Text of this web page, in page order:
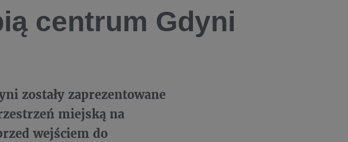
centrum Gdyni
zostały zaprezentowane
miejską na
wejściem do